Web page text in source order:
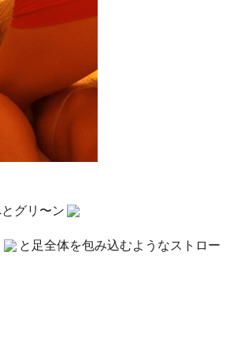
グリ〜ン
と足全体を包み込むようなストロー